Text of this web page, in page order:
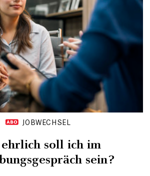
JOBWECHSEL
soll ich im
sein?